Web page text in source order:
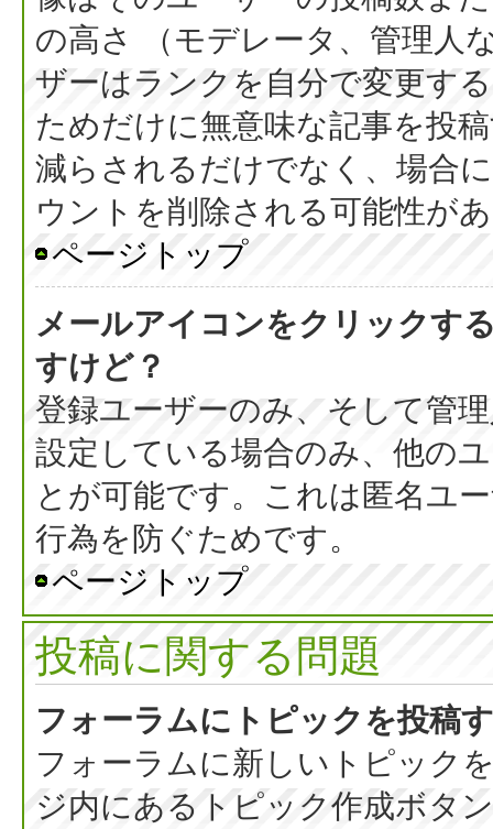
の高さ （モデレータ、管理人
ザーはランクを自分で変更す
ためだけに無意味な記事を投
減らされるだけでなく、場合
ウントを削除される可能性が
ページトップ
メールアイコンをクリックす
すけど？
登録ユーザーのみ、そして管
設定している場合のみ、他の
とが可能です。これは匿名ユ
行為を防ぐためです。
ページトップ
投稿に関する問題
フォーラムにトピックを投稿
フォーラムに新しいトピック
ジ内にあるトピック作成ボタ